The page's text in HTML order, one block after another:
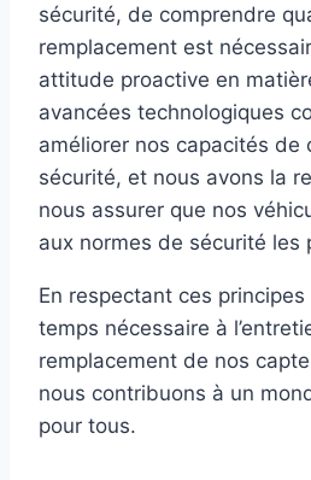
sécurité, de comprendre
remplacement est
attitude proactive en
avancées technologiques
améliorer nos capacités de
sécurité, et nous avons la
nous assurer que nos
aux normes de sécurité les
En respectant ces
temps nécessaire à
remplacement de nos
nous contribuons à un
pour tous.